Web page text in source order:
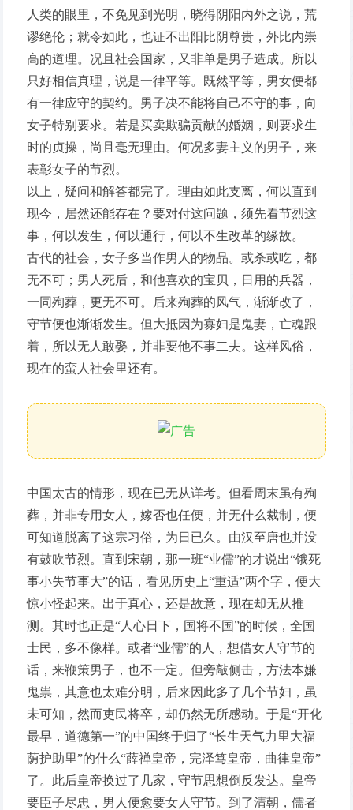
人类的眼里，不免见到光明，晓得阴阳内外之说，荒
谬绝伦；就令如此，也证不出阳比阴尊贵，外比内崇
高的道理。况且社会国家，又非单是男子造成。所以
只好相信真理，说是一律平等。既然平等，男女便都
有一律应守的契约。男子决不能将自己不守的事，向
女子特别要求。若是买卖欺骗贡献的婚姻，则要求生
时的贞操，尚且毫无理由。何况多妻主义的男子，来
表彰女子的节烈。
以上，疑问和解答都完了。理由如此支离，何以直到
现今，居然还能存在？要对付这问题，须先看节烈这
事，何以发生，何以通行，何以不生改革的缘故。
古代的社会，女子多当作男人的物品。或杀或吃，都
无不可；男人死后，和他喜欢的宝贝，日用的兵器，
一同殉葬，更无不可。后来殉葬的风气，渐渐改了，
守节便也渐渐发生。但大抵因为寡妇是鬼妻，亡魂跟
着，所以无人敢娶，并非要他不事二夫。这样风俗，
现在的蛮人社会里还有。
中国太古的情形，现在已无从详考。但看周末虽有殉
葬，并非专用女人，嫁否也任便，并无什么裁制，便
可知道脱离了这宗习俗，为日已久。由汉至唐也并没
有鼓吹节烈。直到宋朝，那一班“业儒”的才说出“饿死
事小失节事大”的话，看见历史上“重适”两个字，便大
惊小怪起来。出于真心，还是故意，现在却无从推
测。其时也正是“人心日下，国将不国”的时候，全国
士民，多不像样。或者“业儒”的人，想借女人守节的
话，来鞭策男子，也不一定。但旁敲侧击，方法本嫌
鬼祟，其意也太难分明，后来因此多了几个节妇，虽
未可知，然而吏民将卒，却仍然无所感动。于是“开化
最早，道德第一”的中国终于归了“长生天气力里大福
荫护助里”的什么“薛禅皇帝，完泽笃皇帝，曲律皇帝”
了。此后皇帝换过了几家，守节思想倒反发达。皇帝
要臣子尽忠，男人便愈要女人守节。到了清朝，儒者